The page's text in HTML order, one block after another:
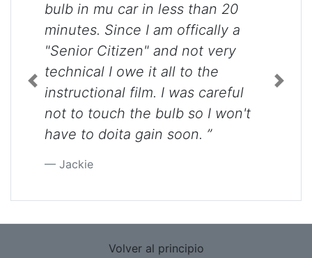
bulb in mu car in less than 20
minutes. Since I am offically a
"Senior Citizen" and not very
technical I owe it all to the
instructional film. I was careful
not to touch the bulb so I won't
have to doita gain soon. ”
Jackie
Previous Next
Volver al principio